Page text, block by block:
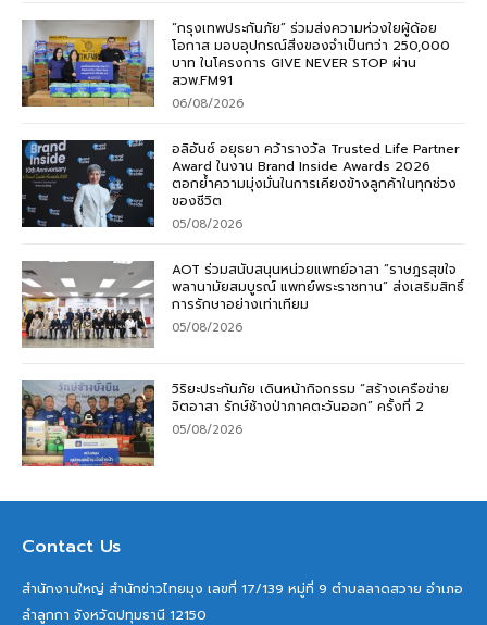
“กรุงเทพประกันภัย” ร่วมส่งความห่วงใยผู้ด้อย
โอกาส มอบอุปกรณ์สิ่งของจำเป็นกว่า 250,000
บาท ในโครงการ GIVE NEVER STOP ผ่าน
สวพ.FM91
06/08/2026
อลิอันซ์ อยุธยา คว้ารางวัล Trusted Life Partner
Award ในงาน Brand Inside Awards 2026
ตอกย้ำความมุ่งมั่นในการเคียงข้างลูกค้าในทุกช่วง
ของชีวิต
05/08/2026
AOT ร่วมสนับสนุนหน่วยแพทย์อาสา “ราษฎรสุขใจ
พลานามัยสมบูรณ์ แพทย์พระราชทาน” ส่งเสริมสิทธิ์
การรักษาอย่างเท่าเทียม
05/08/2026
วิริยะประกันภัย เดินหน้ากิจกรรม “สร้างเครือข่าย
จิตอาสา รักษ์ช้างป่าภาคตะวันออก” ครั้งที่ 2
05/08/2026
Contact Us
สำนักงานใหญ่ สำนักข่าวไทยมุง เลขที่ 17/139 หมู่ที่ 9 ตำบลลาดสวาย อำเภอ
ลำลูกกา จังหวัดปทุมธานี 12150